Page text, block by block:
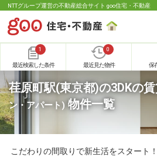
NTTグループ運営の不動産総合サイト goo住宅・不動産
1
最近検索した条件
0
最近見た物件 保
荏原町駅(東京都)の3DKの
ン・アパート) 物件一覧
こだわりの間取りで新生活をスタート！